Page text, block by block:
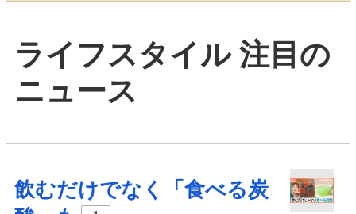
ライフスタイル 注目の
ニュース
飲むだけでなく「食べる炭